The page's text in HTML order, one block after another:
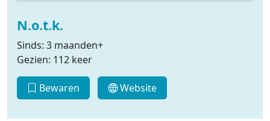
N.o.t.k.
Sinds: 3 maanden+
Gezien: 112 keer
Bewaren Website